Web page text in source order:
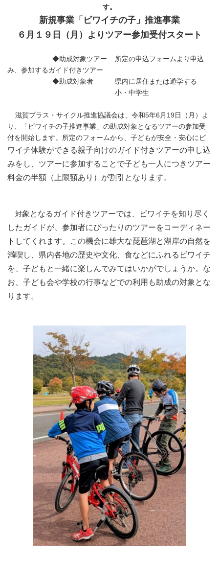
す。
新規事業「ビワイチの子」推進事業
６月１９日（月）よりツアー参加受付スタート
◆助成対象ツアー 所定の申込フォームより申込
み、参加するガイド付きツアー
◆助成対象者 県内に居住または通学する
小・中学生
滋賀プラス・サイクル推進協議会は、令和5年6月19日（月）よ
り、「ビワイチの子推進事業」の助成対象となるツアーの参加受
付を開始します。所定のフォームから、子どもが安全・安心にビ
ワイチ体験ができる親子向けのガイド付きツアーの申し込
みをし、ツアーに参加することで子ども一人につきツアー
料金の半額（上限額あり）が割引となります。
対象となるガイド付きツアーでは 、ビワイチを知り尽く
したガイ ドが、参加者にぴったりのツアーをコーディネー
トしてくれます。この機会に雄大な琵琶湖と湖岸の自然を
満喫し、県内各地の歴史や文化、食などにふれるビワイチ
を、子どもと一緒に楽しんでみてはいかがでしょうか。な
お、子ども会や学校の行事などでの利用も助成の対象とな
ります。